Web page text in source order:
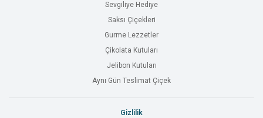
Sevgiliye Hediye
Saksı Çiçekleri
Gurme Lezzetler
Çikolata Kutuları
Jelibon Kutuları
Aynı Gün Teslimat Çiçek
Gizlilik